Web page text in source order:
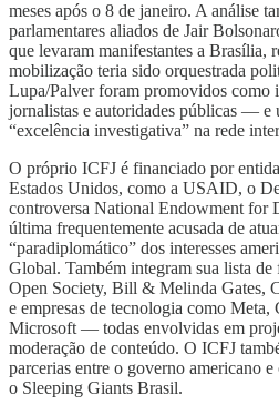
meses após o 8 de janeiro. A análise
parlamentares aliados de Jair
que levaram manifestantes a Brasília,
mobilização teria sido orquestrada
Lupa/Palver foram promovidos como
jornalistas e autoridades públicas — e
“excelência investigativa” na rede
O próprio ICFJ é financiado por
Estados Unidos, como a USAID, o
controversa National Endowment
última frequentemente acusada de
“paradiplomático” dos interesses
Global. Também integram sua lista de
Open Society, Bill & Melinda Gates,
e empresas de tecnologia como
Microsoft — todas envolvidas em
moderação de conteúdo. O ICFJ
parcerias entre o governo americano
o Sleeping Giants Brasil.